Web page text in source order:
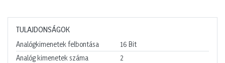
TULAJDONSÁGOK
Analógkimenetek felbontása
16 Bit
Analóg kimenetek száma
2